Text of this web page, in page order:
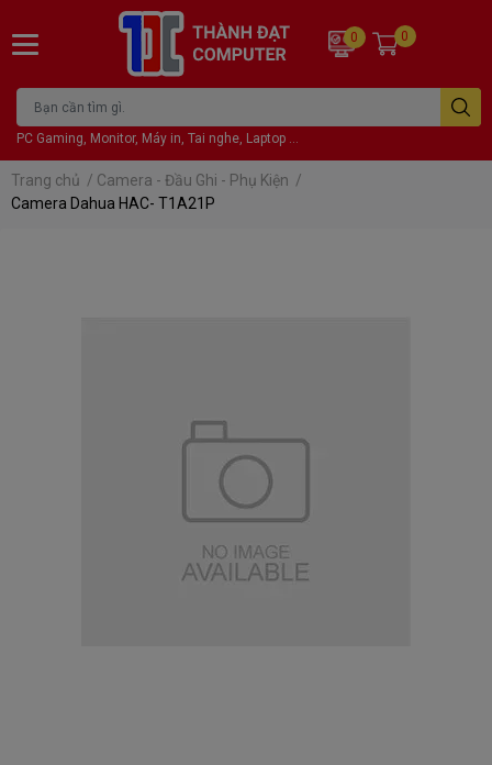
PC Gaming, Monitor, Máy in, Tai nghe, Laptop ...
0 0
Trang chủ / Camera - Đầu Ghi - Phụ Kiện /
Camera Dahua HAC- T1A21P